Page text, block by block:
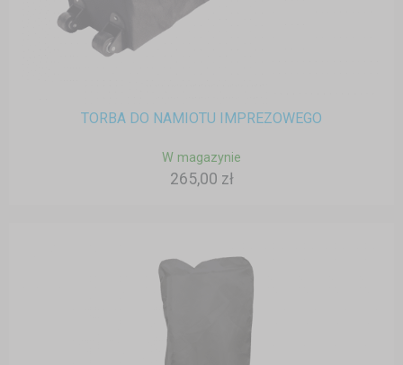
TORBA DO NAMIOTU IMPREZOWEGO
W magazynie
265,00 zł